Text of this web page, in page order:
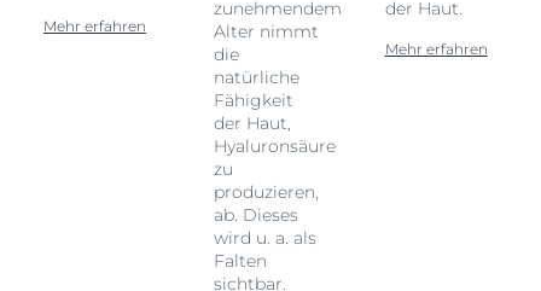
Mehr erfahren
zunehmendem
Alter nimmt
die
natürliche
Fähigkeit
der Haut,
Hyaluronsäure
zu
produzieren,
ab. Dieses
wird u. a. als
Falten
sichtbar.
der Haut.
Mehr erfahren